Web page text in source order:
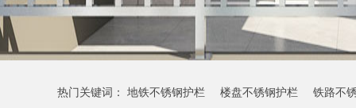
热门关键词： 地铁不锈钢护栏 楼盘不锈钢护栏 铁路不